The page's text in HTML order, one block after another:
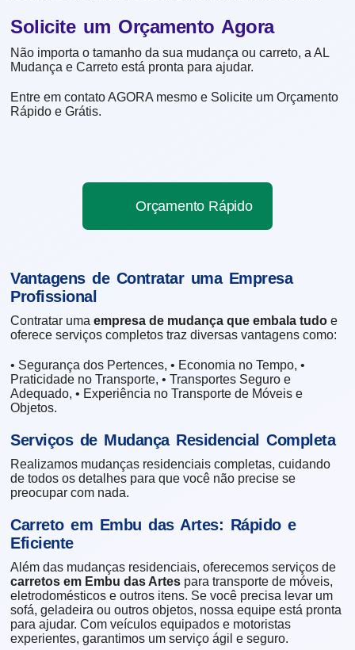
Solicite um Orçamento Agora
Não importa o tamanho da sua mudança ou carreto, a AL
Mudança e Carreto está pronta para ajudar.
Entre em contato AGORA mesmo e Solicite um Orçamento
Rápido e Grátis.
Orçamento Rápido
Vantagens de Contratar uma Empresa
Profissional
Contratar umaempresa de mudança que embala tudo e
oferece serviços completos traz diversas vantagens como:
• Segurança dos Pertences, • Economia no Tempo, •
Praticidade no Transporte, • Transportes Seguro e
Adequado, • Experiência no Transporte de Móveis e
Objetos.
Serviços de Mudança Residencial Completa
Realizamos mudanças residenciais completas, cuidando
de todos os detalhes para que você não precise se
preocupar com nada.
Carreto em Embu das Artes: Rápido e
Eficiente
Além das mudanças residenciais, oferecemos serviços de
carretos em Embu das Artes para transporte de móveis,
eletrodomésticos e outros itens. Se você precisa levar um
sofá, geladeira ou outros objetos, nossa equipe está pronta
para ajudar. Com veículos equipados e motoristas
experientes, garantimos um serviço ágil e seguro.